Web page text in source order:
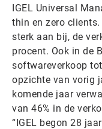
IGEL Universal
thin en zero
sterk aan bij, de
procent. Ook in de
softwareverkoop
opzichte van vorig
komende jaar
van 46% in de
“IGEL begon 28